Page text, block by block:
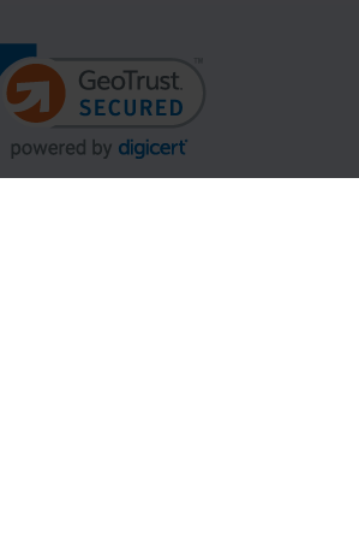
megvásárolható az 1 napos Fast
Jasná, a Tátralomnic, a Csorbató és a
üdülőközpontokban érvényes.
Pass nem vásárolható.